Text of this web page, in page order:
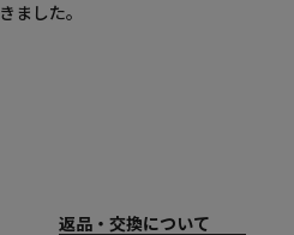
ました。
返品・交換について